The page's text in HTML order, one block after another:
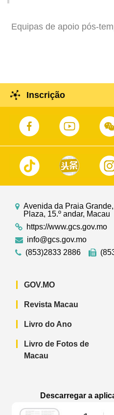
de estreia das séries
Jinping pela Cultura» e
Interpretação do
Equipas de apoio pós-
Inscrição
Avenida da Praia
Plaza, 15.º andar, Macau
https://www.gcs.gov.mo
info@gcs.gov.mo
(853)2833 2886
GOV.MO
Revista Macau
Livro do Ano
Livro de Fotos de
Macau
Descarregar a